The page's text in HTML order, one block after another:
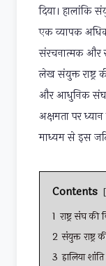
दिया। हालांकि
एक व्यापक
संरचनात्मक और
लेख संयुक्त
और आधुनिक
अक्षमता पर
माध्यम से इस
Contents
1 राष्ट्र संघ की
2 संयुक्त राष्ट्र
3 हालिया